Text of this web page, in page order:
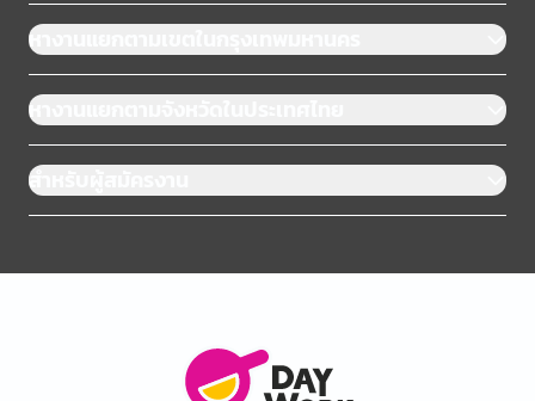
หางานแยกตามเขตในกรุงเทพมหานคร
หางานแยกตามจังหวัดในประเทศไทย
สำหรับผู้สมัครงาน